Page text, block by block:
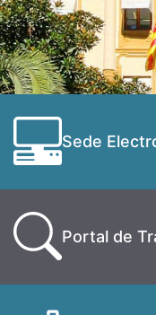
Sede
Portal de